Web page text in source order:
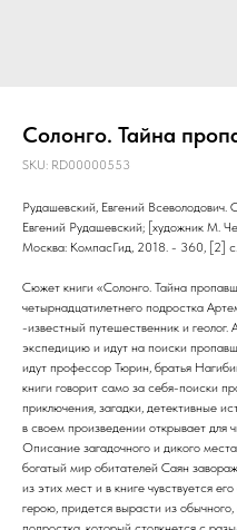
Солонго. Тайна
SKU: RD00000553
Рудашевский, Евгений
Евгений Рудашевский; [художник М.
Москва: КомпасГид, 2018. - 360, [2]
Сюжет книги «Солонго. Тайна
четырнадцатилетнего подростка
-известный путешественник и
экспедицию и идут на поиски
идут профессор Тюрин, братья
книги говорит само за себя-поиски
приключения, загадки, детективные
в своем произведении открывает
Описание загадочного и дикого
богатый мир обитателей Саян
из этих мест и в книге чувствуется
герою, придется вырасти из